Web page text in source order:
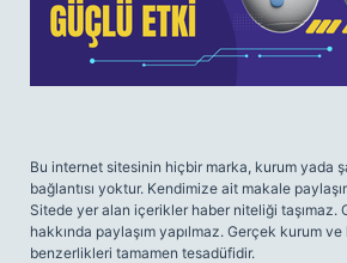
Bu internet sitesinin hiçbir marka, kurum yada
bağlantısı yoktur. Kendimize ait makale
Sitede yer alan içerikler haber niteliği taşımaz.
hakkında paylaşım yapılmaz. Gerçek kurum
benzerlikleri tamamen tesadüfidir.